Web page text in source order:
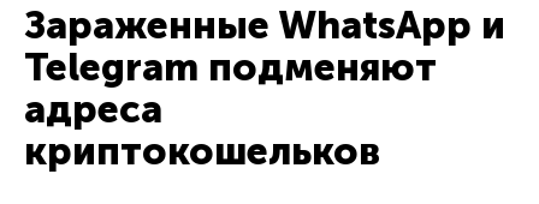
Зараженные WhatsApp и
Telegram подменяют
адреса
криптокошельков